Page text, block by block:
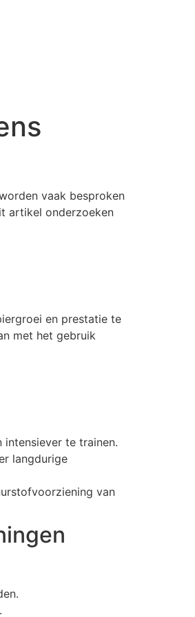
vaak besproken
artikel onderzoeken
en prestatie te
met het gebruik
te trainen.
langdurige
van